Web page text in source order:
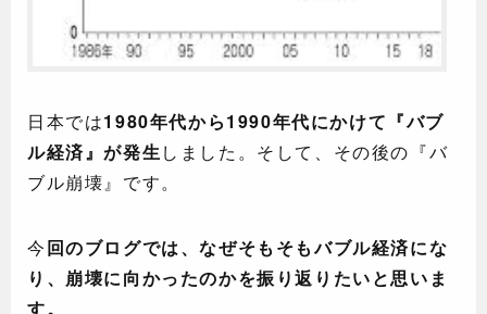
日本では1980年代から1990年代にかけて『バブ
ル経済』が発生しました。そして、その後の『バ
ブル崩壊』です。
今回のブログでは、なぜそもそもバブル経済にな
り、崩壊に向かったのかを振り返りたいと思いま
す。